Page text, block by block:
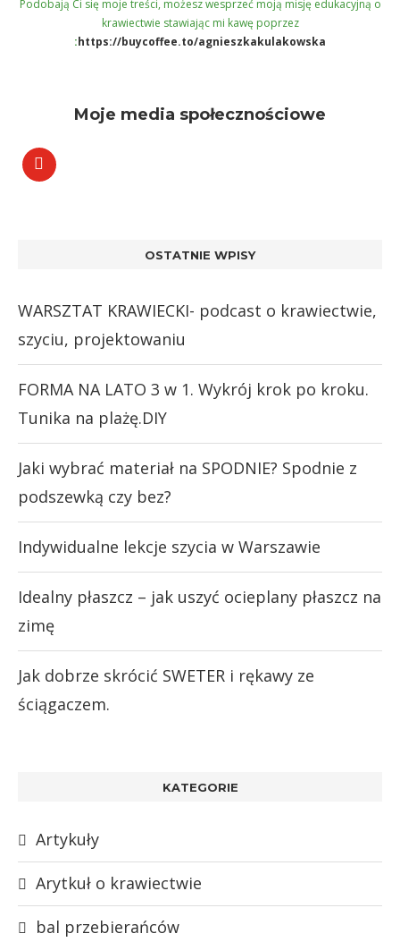
Podobają Ci się moje treści, możesz wesprzeć moją misję edukacyjną o
krawiectwie stawiając mi kawę poprzez
:https://buycoffee.to/agnieszkakulakowska
Moje media społecznościowe
OSTATNIE WPISY
WARSZTAT KRAWIECKI- podcast o krawiectwie,
szyciu, projektowaniu
FORMA NA LATO 3 w 1. Wykrój krok po kroku.
Tunika na plażę.DIY
Jaki wybrać materiał na SPODNIE? Spodnie z
podszewką czy bez?
Indywidualne lekcje szycia w Warszawie
Idealny płaszcz – jak uszyć ocieplany płaszcz na
zimę
Jak dobrze skrócić SWETER i rękawy ze
ściągaczem.
KATEGORIE
Artykuły
Arytkuł o krawiectwie
bal przebierańców